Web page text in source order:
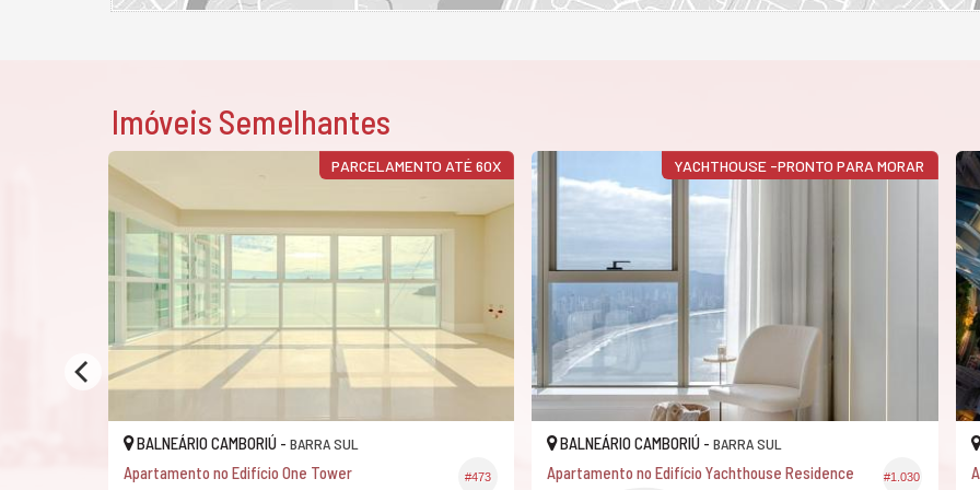
Imóveis Semelhantes
PARCELAMENTO ATÉ 60X
#473
BALNEÁRIO CAMBORIÚ - BARRA SUL
Apartamento no Edifício One Tower
YACHTHOUSE -PRONTO PARA MORAR
#1.030
BALNEÁRIO CAMBORIÚ -BARRA SUL
Apartamento no Edifício Yachthouse Residence